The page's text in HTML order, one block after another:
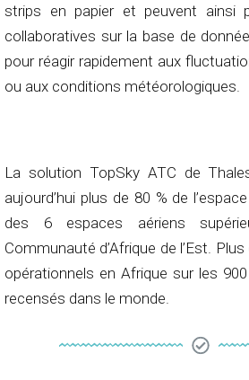
strips en papier et peuvent ainsi
collaboratives sur la base de
pour réagir rapidement aux
ou aux conditions météorologiques.
La solution TopSky ATC de
aujourd’hui plus de 80 % de
des 6 espaces aériens
Communauté d’Afrique de l’Est.
opérationnels en Afrique sur les
recensés dans le monde.